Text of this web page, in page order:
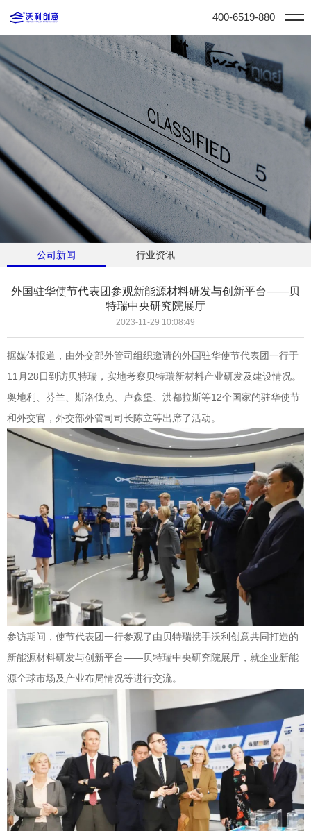
400-6519-880
公司新闻 行业资讯
外国驻华使节代表团参观新能源材料研发与创新平台——贝
特瑞中央研究院展厅
2023-11-29 10:08:49
据媒体报道，由外交部外管司组织邀请的外国驻华使节代表团一行于
11月28日到访贝特瑞，实地考察贝特瑞新材料产业研发及建设情况。
奥地利、芬兰、斯洛伐克、卢森堡、洪都拉斯等12个国家的驻华使节
和外交官，外交部外管司司长陈立等出席了活动。
参访期间，使节代表团一行参观了由贝特瑞携手沃利创意共同打造的
新能源材料研发与创新平台——贝特瑞中央研究院展厅，就企业新能
源全球市场及产业布局情况等进行交流。